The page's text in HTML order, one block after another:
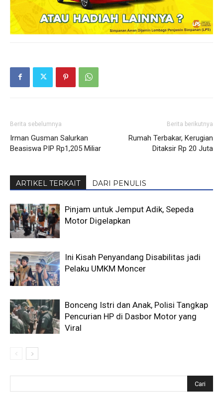
Berita sebelumnya
Irman Gusman Salurkan
Beasiswa PIP Rp1,205 Miliar
Berita berikutnya
Rumah Terbakar, Kerugian
Ditaksir Rp 20 Juta
ARTIKEL TERKAIT DARI PENULIS
Pinjam untuk Jemput Adik, Sepeda
Motor Digelapkan
Ini Kisah Penyandang Disabilitas jadi
Pelaku UMKM Moncer
Bonceng Istri dan Anak, Polisi Tangkap
Pencurian HP di Dasbor Motor yang
Viral